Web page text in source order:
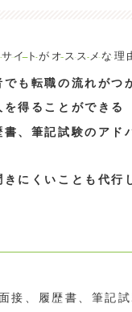
イトがオススメな理
でも転職の流れがつ
を得ることができる
、筆記試験のアド
にくいことも代行
接、履歴書、筆記